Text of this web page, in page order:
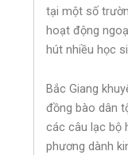
tại một số
hoạt động
hút nhiều học
Bắc Giang
đồng bào dân
các câu lạc bộ
phương dành